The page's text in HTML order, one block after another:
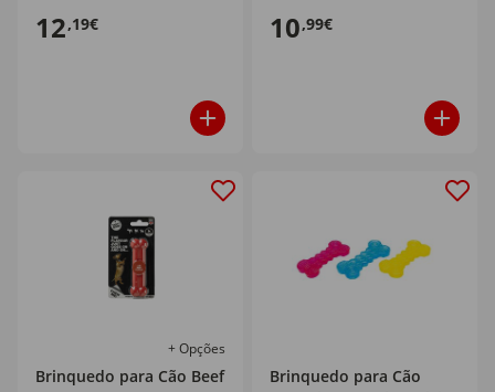
12,19€ 10,99€
+ Opções
Brinquedo para Cão Beef
Brinquedo para Cão